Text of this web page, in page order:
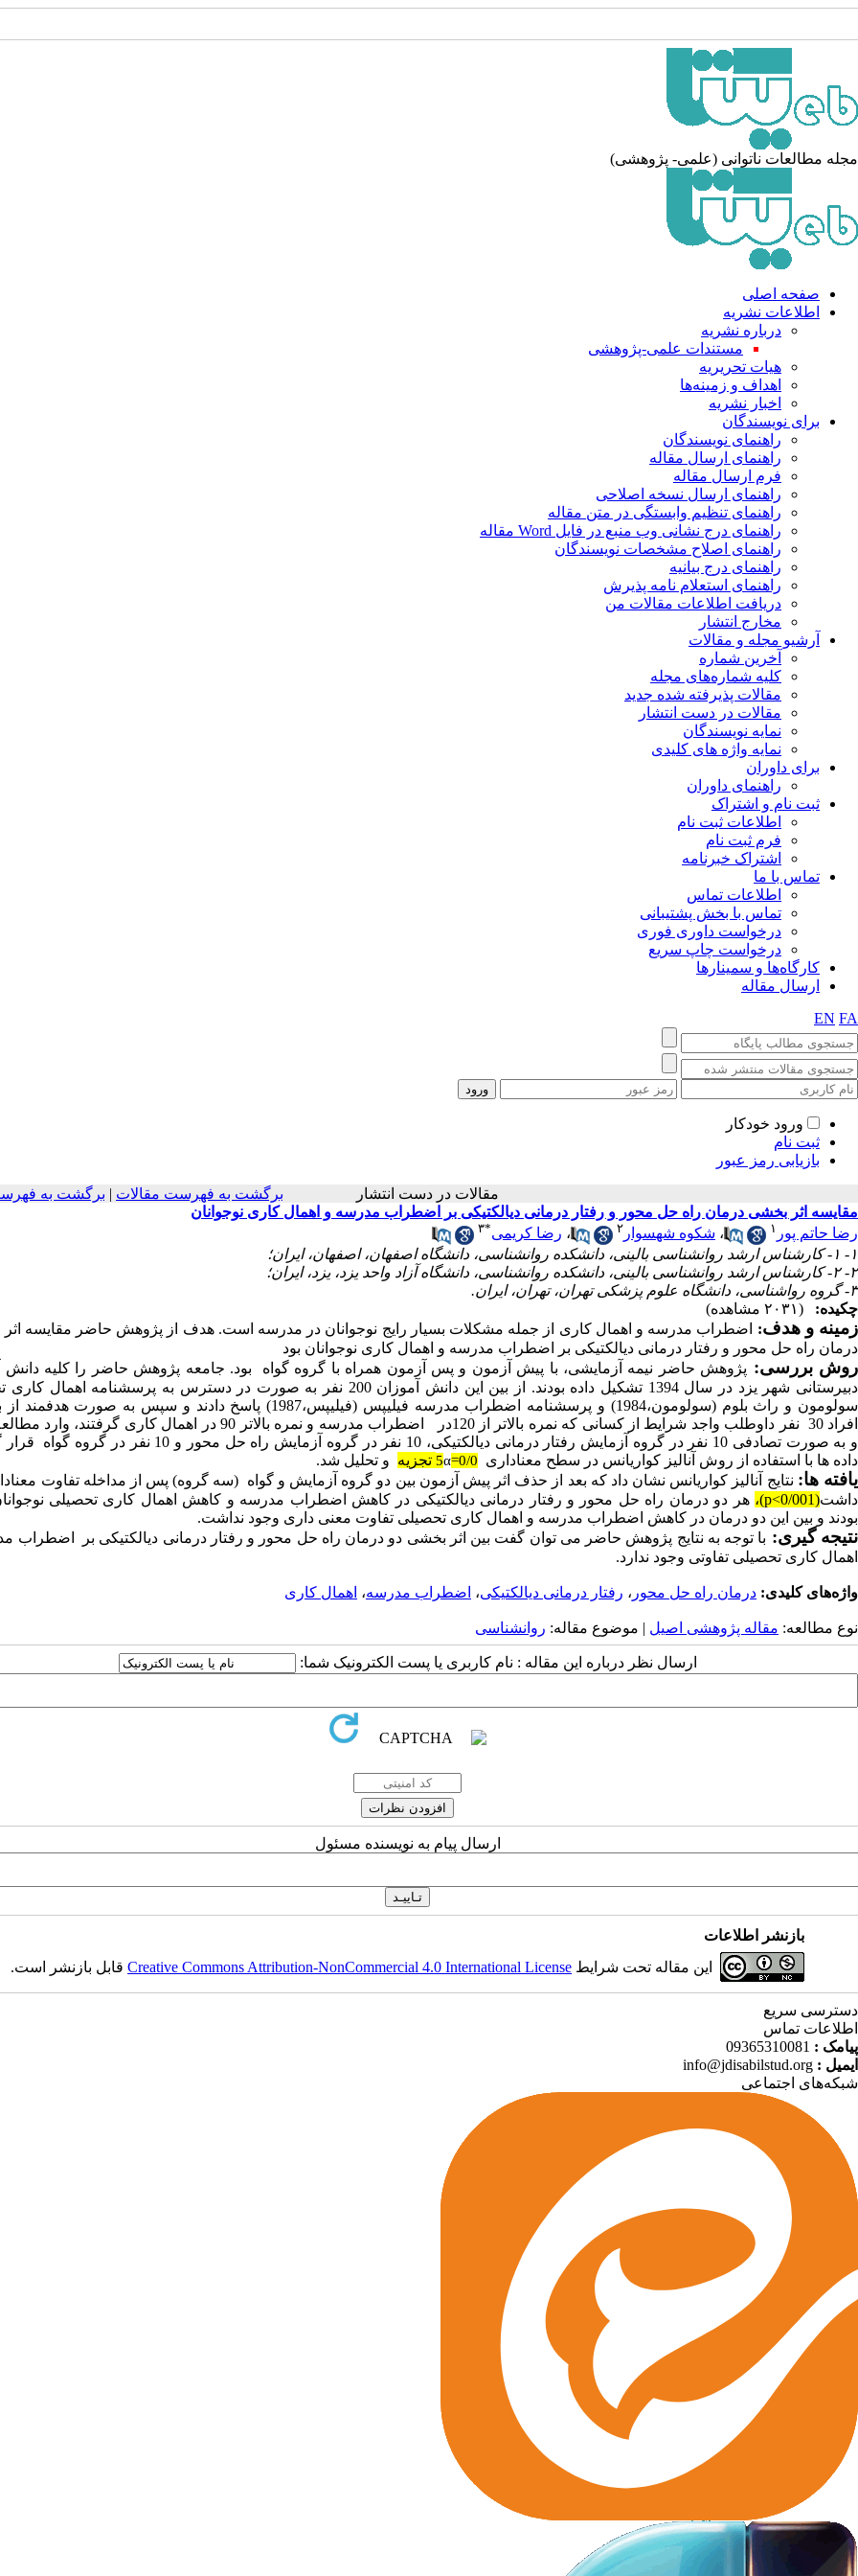
مجله مطالعات ناتوانی (علمی- پژوهشی)
صفحه اصلی
اطلاعات نشریه
درباره نشریه
مستندات علمی-پژوهشی
هیات تحریریه
اهداف و زمینه‌ها
اخبار نشریه
برای نویسندگان
راهنمای نویسندگان
راهنمای ارسال مقاله
فرم ارسال مقاله
راهنمای ارسال نسخه اصلاحی
راهنمای تنظیم وابستگی در متن مقاله
راهنمای درج نشانی وب منبع در فایل Word مقاله
راهنمای اصلاح مشخصات نویسندگان
راهنمای درج بیانیه
راهنمای استعلام نامه پذیرش
دریافت اطلاعات مقالات من
مخارج انتشار
آرشیو مجله و مقالات
آخرین شماره
کلیه شماره‌های مجله
مقالات پذیرفته شده جدید
مقالات در دست انتشار
نمایه نویسندگان
نمایه واژه های کلیدی
برای داوران
راهنمای داوران
ثبت نام و اشتراک
اطلاعات ثبت نام
فرم ثبت نام
اشتراک خبرنامه
تماس با ما
اطلاعات تماس
تماس با بخش پشتیبانی
درخواست داوری فوری
درخواست چاپ سریع
کارگاه‌ها و سمینارها
ارسال مقاله
EN FA
ورود خودکار
ثبت نام
بازیابی رمز عبور
مقالات در دست انتشار برگشت به فهرست مقالات | برگشت به
مقایسه اثر بخشی درمان راه حل محور و رفتار درمانی دیالکتیکی بر اضطراب مدرسه و اهمال کاری نوجوانان
رضا حاتم پور ۱ ، شکوه شهسوار ۲ ، رضا کریمی*۳
۱- ۱- کارشناس ارشد روانشناسی بالینی، دانشکدە روانشناسی، دانشگاه اصفهان، اصفهان، ایران؛
۲- ۲- کارشناس ارشد روانشناسی بالینی، دانشکدە روانشناسی، دانشگاه آزاد واحد یزد، یزد، ایران؛
۳- گروه رواشناسی، دانشگاه علوم پزشکی تهران، تهران، ایران.
چکیده:
(۲۰۳۱ مشاهده)
زمینه و هدف: اضطراب مدرسه و اهمال کاری از جمله مشکلات بسیار رایج نوجوانان در مدرسه است. هدف از پژوهش حاضر مقایسه
درمان راه حل محور و رفتار درمانی دیالکتیکی بر اضطراب مدرسه و اهمال کاری نوجوانان بود
روش بررسی: پژوهش حاضر نیمه آزمایشی، با پیش آزمون و پس آزمون همراه با گروه گواه بود. جامعه پژوهش حاضر را کلیه دانش
دبیرستانی شهر یزد در سال 1394 تشکیل داده بودند. از بین این دانش آموزان 200 نفر به صورت در دسترس به
پرسشنامه اهمال کاری
سولومون و راث بلوم (سولومون،1984)
و پرسشنامه اضطراب مدرسه فیلیپس (فیلیپس،1987) پاسخ دادند و سپس به صورت
افراد 30 نفر داوطلب واجد شرایط از کسانی که نمره بالاتر از 120در اضطراب مدرسه و نمره بالاتر 90 در اهمال کاری
و به صورت تصادفی 10 نفر در گروه آزمایش رفتار درمانی دیالکتیکی، 10 نفر در گروه آزمایش راه حل محور و
داده ها با استفاده از روش آنالیز کواریانس در سطح معناداری
=0/0
5 تجزیه و تحلیل شد.
یافته ها: نتایج آنالیز کواریانس نشان داد که بعد از حذف اثر پیش آزمون بین دو گروه آزمایش و گواه (سه گروه) پس از مداخله تفاوت
داشت(
p<0/001)، هر دو درمان راه حل محور و رفتار درمانی دیالکتیکی در کاهش اضطراب مدرسه و کاهش اهمال کاری تحصیلی
بودند و بین این دو درمان در کاهش اضطراب مدرسه و اهمال کاری تحصیلی تفاوت معنی داری وجود نداشت.
نتیجه گیری: با توجه به نتایج پژوهش حاضر می توان گفت بین اثر بخشی دو درمان راه حل محور و رفتار درمانی دیالکتیکی بر اضطراب
اهمال کاری تحصیلی تفاوتی وجود ندارد.
واژه‌های کلیدی: درمان راه حل محور ، رفتار درمانی دیالکتیکی، اضطراب مدرسه، اهمال کاری
نوع مطالعه: مقاله پژوهشی اصیل | موضوع مقاله: روانشناسی
ارسال نظر درباره این مقاله : نام کاربری یا پست الکترونیک شما:
ارسال پیام به نویسنده مسئول
بازنشر اطلاعات
این مقاله تحت شرایط Creative Commons Attribution-NonCommercial 4.0 International Licenseقابل بازنشر است.
دسترسی سریع
اطلاعات تماس
پیامک : 09365310081
ایمیل : info@jdisabilstud.org
شبکه‌های اجتماعی